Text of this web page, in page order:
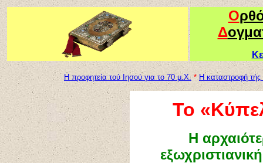
Ο
Δ
Η προφητεία τού Ιησού για το 70 μ.Χ. * Η καταστροφή
Το
Η